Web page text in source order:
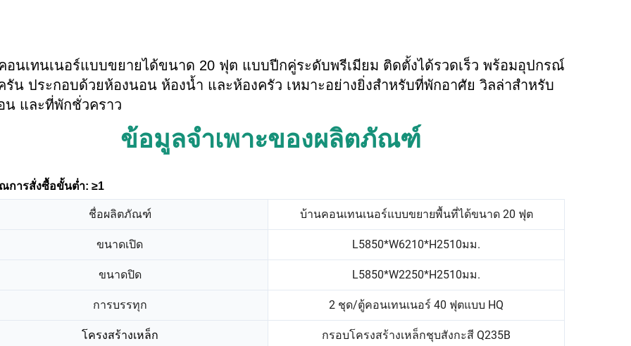
อนเทนเนอร์แบบขยายได้ขนาด 20 ฟุต แบบปีกคู่ระดับพรีเมียม ติดตั้งได้รวดเร็ว พร้อมอุปกรณ์
รัน ประกอบด้วยห้องนอน ห้องน้ำ และห้องครัว เหมาะอย่างยิ่งสำหรับที่พักอาศัย วิลล่าสำหรับ
น และที่พักชั่วคราว
ข้อมูลจำเพาะของผลิตภัณฑ์
การสั่งซื้อขั้นต่ำ: ≥1
ชื่อผลิตภัณฑ์ บ้านคอนเทนเนอร์แบบขยายพื้นที่ได้ขนาด 20 ฟุต
ขนาดเปิด L5850*W6210*H2510มม.
ขนาดปิด L5850*W2250*H2510มม.
การบรรทุก 2 ชุด/ตู้คอนเทนเนอร์ 40 ฟุตแบบ HQ
โครงสร้างเหล็ก กรอบโครงสร้างเหล็กชุบสังกะสี Q235B